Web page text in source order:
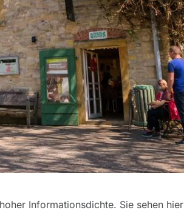
Informationsdichte. Sie sehen hier